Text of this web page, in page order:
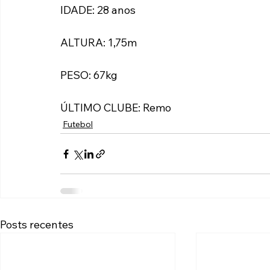
IDADE: 28 anos
ALTURA: 1,75m
PESO: 67kg
ÚLTIMO CLUBE: Remo
Futebol
Posts recentes